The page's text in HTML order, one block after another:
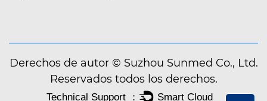
Derechos de autor © Suzhou Sunmed Co., Ltd.
Reservados todos los derechos.